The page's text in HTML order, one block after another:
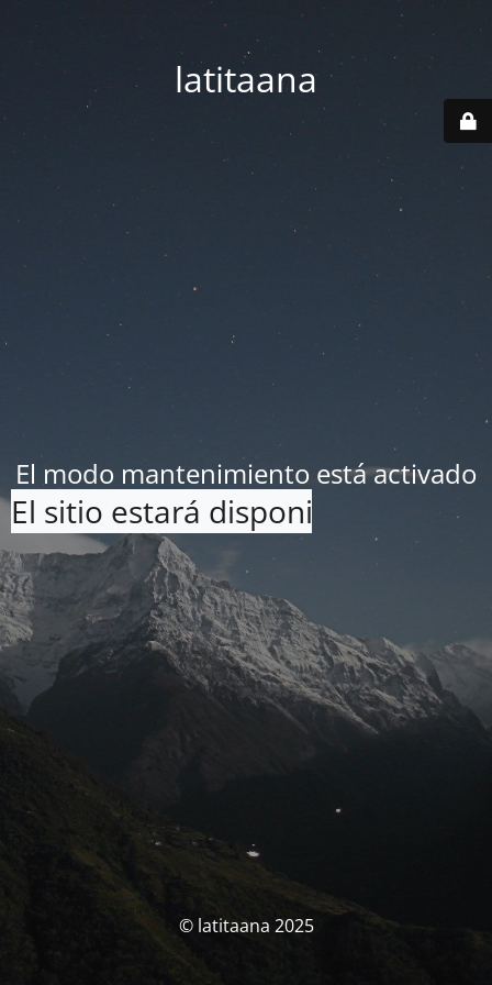
latitaana
El modo mantenimiento está activado
El sitio estará disponible pronto.
© latitaana 2025